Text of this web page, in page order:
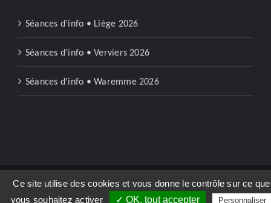
Séances d’info • Liège 2026
Séances d’info • Verviers 2026
Séances d’info • Waremme 2026
Copyright 2023 | Ecoles Soralia Liège |Mentions légales
Ce site utilise des cookies et vous donne le contrôle sur ce que
vous souhaitez activer
✓ OK, tout accepter Personnaliser